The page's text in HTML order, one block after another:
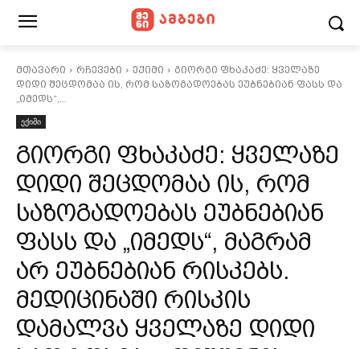
მთავარი რჩევები ექიმი
გიორგი ფხაკაძე: ყველაზე
დიდი შეცდომაა ის, რომ საზოგადოებას ეუბნებიან ფასს და
„იმედს“,...
ექიმი
გიორგი ფხაკაძე: ყველაზე
დიდი შეცდომაა ის, რომ
საზოგადოებას ეუბნებიან
ფასს და „იმედს“, მაგრამ
არ ეუბნებიან რისკებს.
მედიცინაში რისკის
დამალვა ყველაზე დიდი